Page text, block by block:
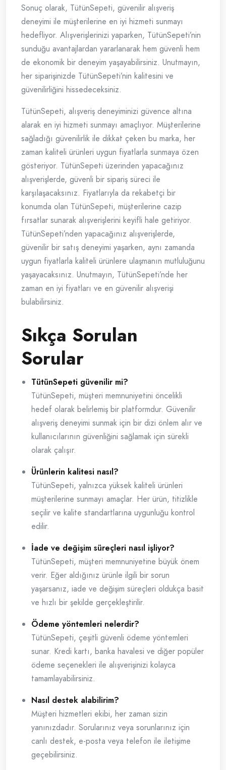
Sonuç olarak, TütünSepeti, güvenilir alışveriş
deneyimi ile müşterilerine en iyi hizmeti sunmayı
hedefliyor. Alışverişlerinizi yaparken, TütünSepeti’nin
sunduğu avantajlardan yararlanarak hem güvenli hem
de ekonomik bir deneyim yaşayabilirsiniz. Unutmayın,
her siparişinizde TütünSepeti’nin kalitesini ve
güvenilirliğini hissedeceksiniz.
TütünSepeti, alışveriş deneyiminizi güvence altına
alarak en iyi hizmeti sunmayı amaçlıyor. Müşterilerine
sağladığı güvenilirlik ile dikkat çeken bu marka, her
zaman kaliteli ürünleri uygun fiyatlarla sunmaya özen
gösteriyor. TütünSepeti üzerinden yapacağınız
alışverişlerde, güvenli bir sipariş süreci ile
karşılaşacaksınız. Fiyatlarıyla da rekabetçi bir
konumda olan TütünSepeti, müşterilerine cazip
fırsatlar sunarak alışverişlerini keyifli hale getiriyor.
TütünSepeti’nden yapacağınız alışverişlerde,
güvenilir bir satış deneyimi yaşarken, aynı zamanda
uygun fiyatlarla kaliteli ürünlere ulaşmanın mutluluğunu
yaşayacaksınız. Unutmayın, TütünSepeti’nde her
zaman en iyi fiyatları ve en güvenilir alışverişi
bulabilirsiniz.
Sıkça Sorulan
Sorular
TütünSepeti güvenilir mi?
TütünSepeti, müşteri memnuniyetini öncelikli
hedef olarak belirlemiş bir platformdur. Güvenilir
alışveriş deneyimi sunmak için bir dizi önlem alır ve
kullanıcılarının güvenliğini sağlamak için sürekli
olarak çalışır.
Ürünlerin kalitesi nasıl?
TütünSepeti, yalnızca yüksek kaliteli ürünleri
müşterilerine sunmayı amaçlar. Her ürün, titizlikle
seçilir ve kalite standartlarına uygunluğu kontrol
edilir.
İade ve değişim süreçleri nasıl işliyor?
TütünSepeti, müşteri memnuniyetine büyük önem
verir. Eğer aldığınız ürünle ilgili bir sorun
yaşarsanız, iade ve değişim süreçleri oldukça basit
ve hızlı bir şekilde gerçekleştirilir.
Ödeme yöntemleri nelerdir?
TütünSepeti, çeşitli güvenli ödeme yöntemleri
sunar. Kredi kartı, banka havalesi ve diğer popüler
ödeme seçenekleri ile alışverişinizi kolayca
tamamlayabilirsiniz.
Nasıl destek alabilirim?
Müşteri hizmetleri ekibi, her zaman sizin
yanınızdadır. Sorularınız veya sorunlarınız için
canlı destek, e-posta veya telefon ile iletişime
geçebilirsiniz.